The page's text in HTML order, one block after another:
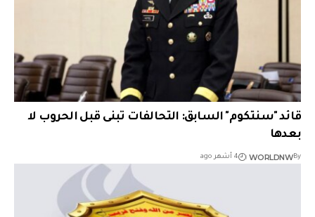
قائد "سنتكوم" السابق: التحالفات تبنى قبل الحروب لا
بعدها
By
WORLDNW 4 أشهر ago